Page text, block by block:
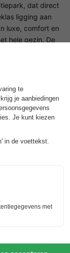
dat direct
ligging aan
luxe, comfort en
hele gezin. De
bestemming
aan
elke omvang
je maaltijden
je